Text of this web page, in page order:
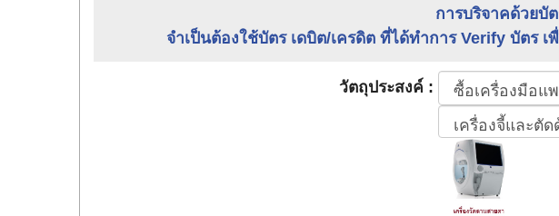
การบริจาคด้วยบั
จำเป็นต้องใช้บัตร เดบิต/เครดิต ที่ได้ทำการ Verify บัตร
วัตถุประสงค์ :